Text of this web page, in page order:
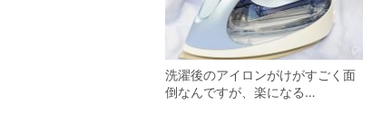
洗濯後のアイロンがけがすごく面
倒なんですが、楽になる…